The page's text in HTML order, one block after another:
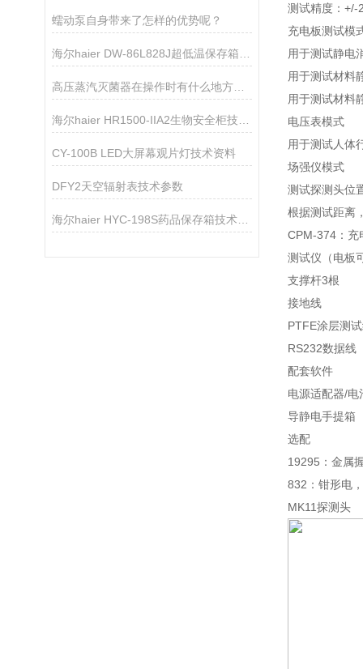
蠕动泵自身带来了怎样的优势呢？
高压蒸汽灭菌器在操作时有什么地方需要注意的呢？
海尔haier HR1500-IIA2生物安全柜技术参数
CY-100B LED大屏幕观片灯技术资料
DFY2天空辐射表技术参数
海尔haier HYC-198S药品保存箱技术资料
测试精度：+/-
充电板测试模
用于测试静电
用于测试材料
用于测试材料
电压表模式
用于测试人体
场强仪模式
测试探测头位
根据测试距离
CPM-374：充
测试仪（电板
支撑杆3根
接地线
PTFE涂层测
RS232数据线
配套软件
电源适配器/电
导静电手提箱
选配
19295：金属
832：钳形电
MK11探测头